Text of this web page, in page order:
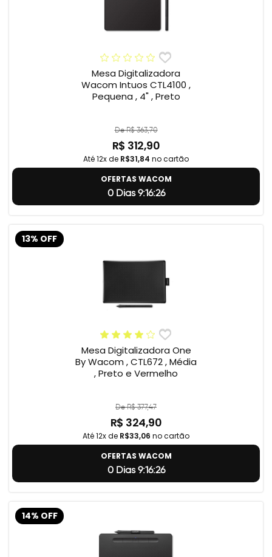
Mesa Digitalizadora
Wacom Intuos CTL4100 ,
Pequena , 4" , Preto
De R$ 363,70
R$ 312,90
Até 12x de R$31,84 no cartão
OFERTAS WACOM
0 Dias 9:16:25
13% OFF
Mesa Digitalizadora One
By Wacom , CTL672 , Média
, Preto e Vermelho
De R$ 377,47
R$ 324,90
Até 12x de R$33,06 no cartão
OFERTAS WACOM
0 Dias 9:16:25
14% OFF